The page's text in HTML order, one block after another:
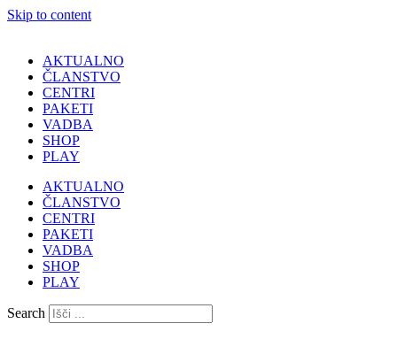
Skip to content
AKTUALNO
ČLANSTVO
CENTRI
PAKETI
VADBA
SHOP
PLAY
AKTUALNO
ČLANSTVO
CENTRI
PAKETI
VADBA
SHOP
PLAY
Search